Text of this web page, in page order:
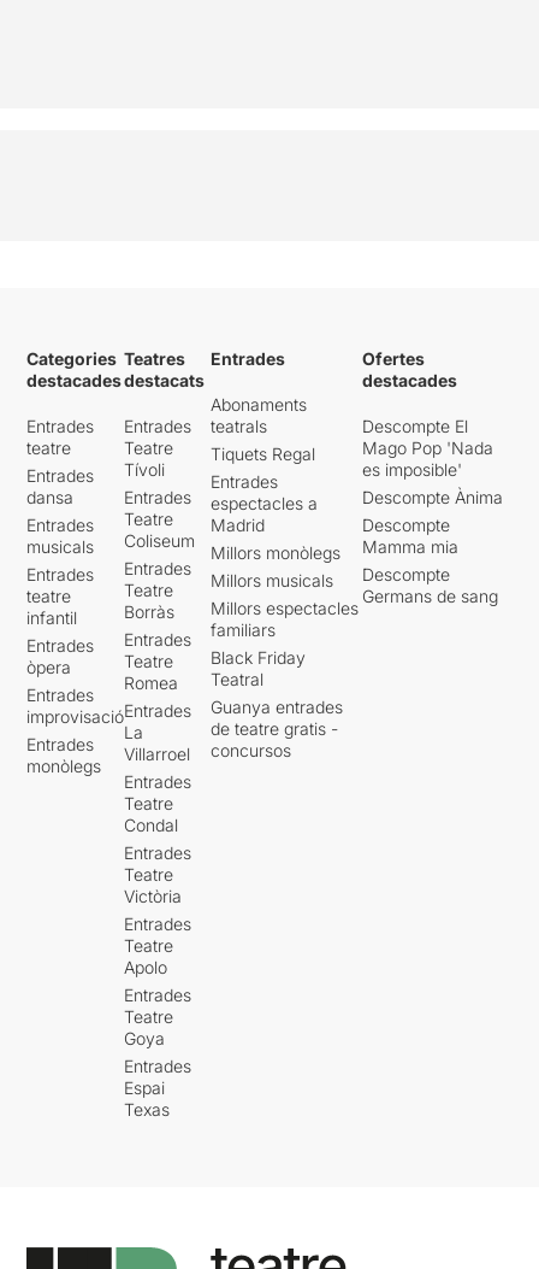
Categories
destacades
Entrades
teatre
Entrades
dansa
Entrades
musicals
Entrades
teatre
infantil
Entrades
òpera
Entrades
improvisació
Entrades
monòlegs
Teatres
destacats
Entrades
Teatre
Tívoli
Entrades
Teatre
Coliseum
Entrades
Teatre
Borràs
Entrades
Teatre
Romea
Entrades
La
Villarroel
Entrades
Teatre
Condal
Entrades
Teatre
Victòria
Entrades
Teatre
Apolo
Entrades
Teatre
Goya
Entrades
Espai
Texas
Entrades
Abonaments
teatrals
Tiquets Regal
Entrades
espectacles a
Madrid
Millors monòlegs
Millors musicals
Millors espectacles
familiars
Black Friday
Teatral
Guanya entrades
de teatre gratis -
concursos
Ofertes
destacades
Descompte El
Mago Pop 'Nada
es imposible'
Descompte Ànima
Descompte
Mamma mia
Descompte
Germans de sang